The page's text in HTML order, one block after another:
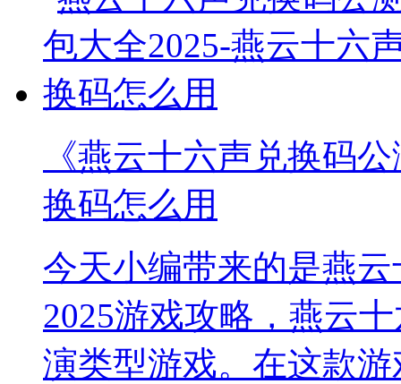
《燕云十六声兑换码
换码怎么用
今天小编带来的是燕
2025游戏攻略，燕云
演类型游戏。在这款